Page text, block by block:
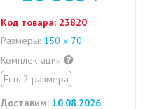
Код товара: 23820
Размеры: 150 х 70
Комплектация
Есть 2 размера
Доставим: 10.08.2026